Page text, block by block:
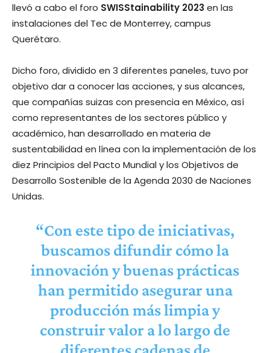
llevó a cabo el foro SWISStainability 2023 en las
instalaciones del Tec de Monterrey, campus
Querétaro.
Dicho foro, dividido en 3 diferentes paneles, tuvo por
objetivo dar a conocer las acciones, y sus alcances,
que compañías suizas con presencia en México, así
como representantes de los sectores público y
académico, han desarrollado en materia de
sustentabilidad en línea con la implementación de los
diez Principios del Pacto Mundial y los Objetivos de
Desarrollo Sostenible de la Agenda 2030 de Naciones
Unidas.
“Con este tipo de iniciativas,
buscamos difundir cómo la
innovación y buenas prácticas
han permitido asegurar una
producción más limpia y
construir valor a lo largo de